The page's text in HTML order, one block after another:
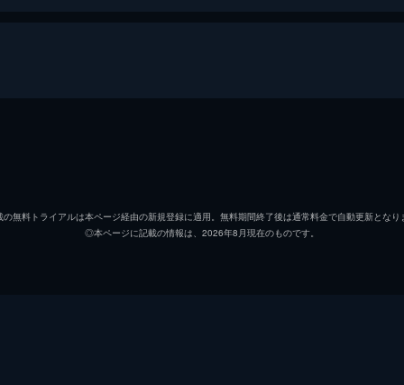
イカチュウ
無料トライアルは本ページ経由の新規登録に適用。無料期間終了後は通常料金で自動更新となり
◎本ページに記載の情報は、2026年8月現在のものです。